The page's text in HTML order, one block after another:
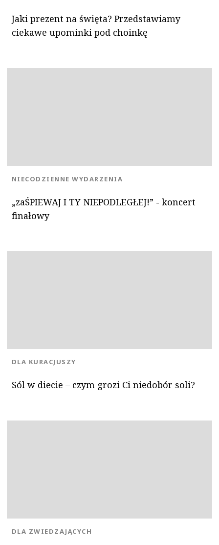
Jaki prezent na święta? Przedstawiamy
ciekawe upominki pod choinkę
„zaŚPIEWAJ I TY NIEPODLEGŁEJ!” - koncert
finałowy
KATEGORIA:
NIECODZIENNE WYDARZENIA
Sól w diecie – czym grozi Ci niedobór soli?
KATEGORIA:
DLA KURACJUSZY
KATEGORIA:
DLA ZWIEDZAJĄCYCH